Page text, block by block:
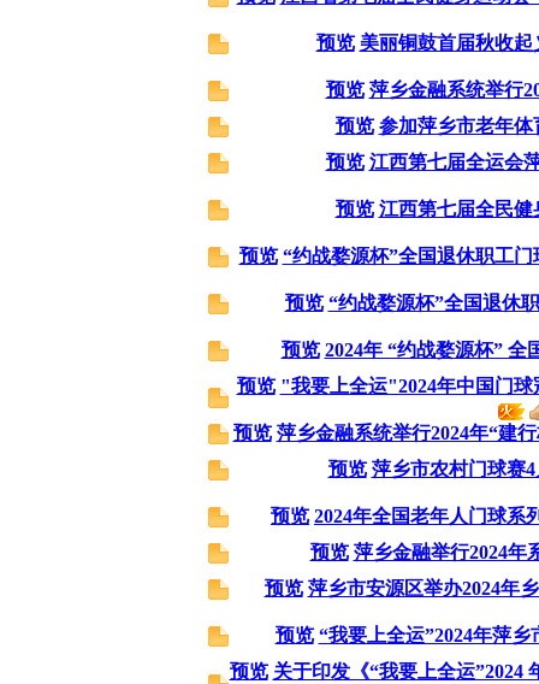
预览 美丽铜鼓首届秋收
预览 萍乡金融系统举行
预览 参加萍乡市老年
预览 江西第七届全运会
预览 江西第七届全民
预览 “约战婺源杯”全国退休职工
预览 “约战婺源杯”全国退休
预览 2024年 “约战婺源杯” 全
预览 "我要上全运"2024年中国门
预览 萍乡金融系统举行2024年“建
预览 萍乡市农村门球赛
预览 2024年全国老年人门球系
预览 萍乡金融举行2024年
预览 萍乡市安源区举办2024年
预览 “我要上全运”2024年萍
预览 关于印发《“我要上全运”2024